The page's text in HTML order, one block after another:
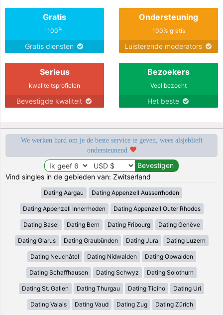
Gratis
100%
Gratis diensten
Ondersteuning
100% gratis
Luisterende moderators
Serieus
kwaliteitsprofielen
Bevestigde kwaliteit
Bezoekers
Veel bezocht
Het beste
We werken hard om je de beste service te geven, wees alsjeblieft
ondersteunend
Vind singles in de gebieden van: Zwitserland
Dating Aargau Dating Appenzell Ausserrhoden
Dating Appenzell Innerrhoden Dating Appenzell Outer Rhodes
Dating Basel Dating Bern Dating Fribourg Dating Genève
Dating Glarus Dating Graubünden Dating Jura Dating Luzern
Dating Neuchâtel Dating Nidwalden Dating Obwalden
Dating Schaffhausen Dating Schwyz Dating Solothurn
Dating St. Gallen Dating Thurgau Dating Ticino Dating Uri
Dating Valais Dating Vaud Dating Zug Dating Zürich